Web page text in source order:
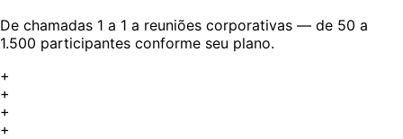
De chamadas 1 a 1 a reuniões corporativas — de 50 a
1.500 participantes conforme seu plano.
+
+
+
+